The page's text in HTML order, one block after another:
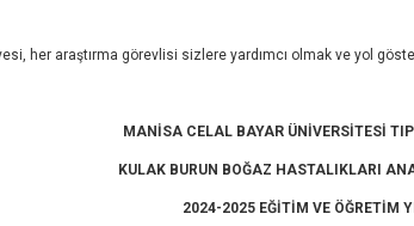
her araştırma görevlisi sizlere yardımcı olmak ve yol
MANİSA CELAL BAYAR ÜNİVERSİTESİ
KULAK BURUN BOĞAZ HASTALIKLARI
2024-2025 EĞİTİM VE ÖĞRETİM